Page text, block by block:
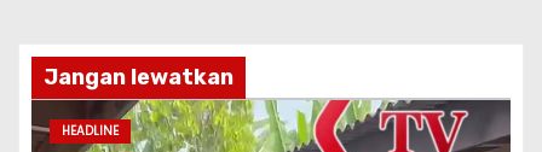
Jangan lewatkan
HEADLINE